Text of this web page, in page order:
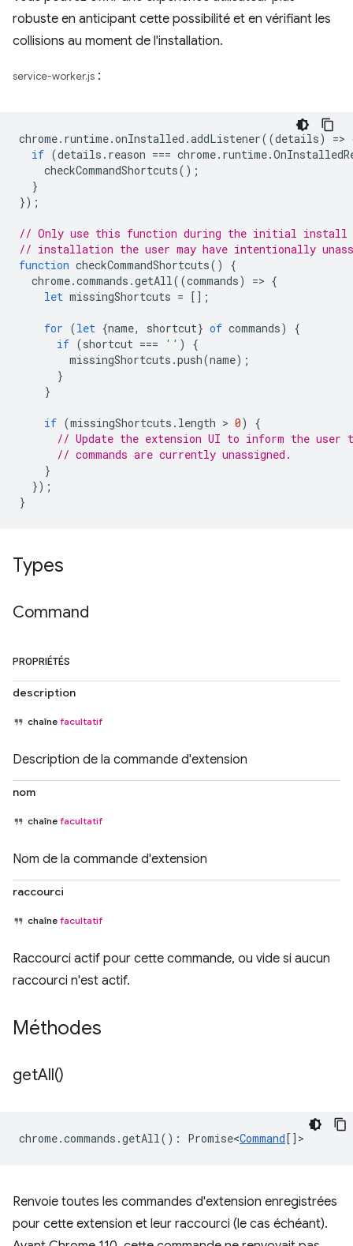
robuste en anticipant cette possibilité et en vérifiant les
collisions au moment de l'installation.
service-worker.js :
chrome. runtime.onInstalled .addListener((details) =>
if (details . reason === chrome. runtime.
checkCommandShortcuts();
}
});
// Only use this function during the initial install
// installation the user may have intentionally
function checkCommandShortcuts()
{
chrome.commands .getAll((commands) => {
let missingShortcuts = [];
for (let {name, shortcut} of commands)
{
if (shortcut === '' )
{
missingShortcuts .push(name);
}
}
if (missingShortcuts . length > 0)
{
// Update the extension UI to inform the user
// commands are currently unassigned.
}
});
}
Types
Command
PROPRIÉTÉS
description
chaîne facultatif
Description de la commande d'extension
nom
chaîne facultatif
Nom de la commande d'extension
raccourci
chaîne facultatif
Raccourci actif pour cette commande, ou vide si aucun
raccourci n'est actif.
Méthodes
getAll()
chrome.commands .getAll() : Promise<Command[] >
Renvoie toutes les commandes d'extension enregistrées
pour cette extension et leur raccourci (le cas échéant).